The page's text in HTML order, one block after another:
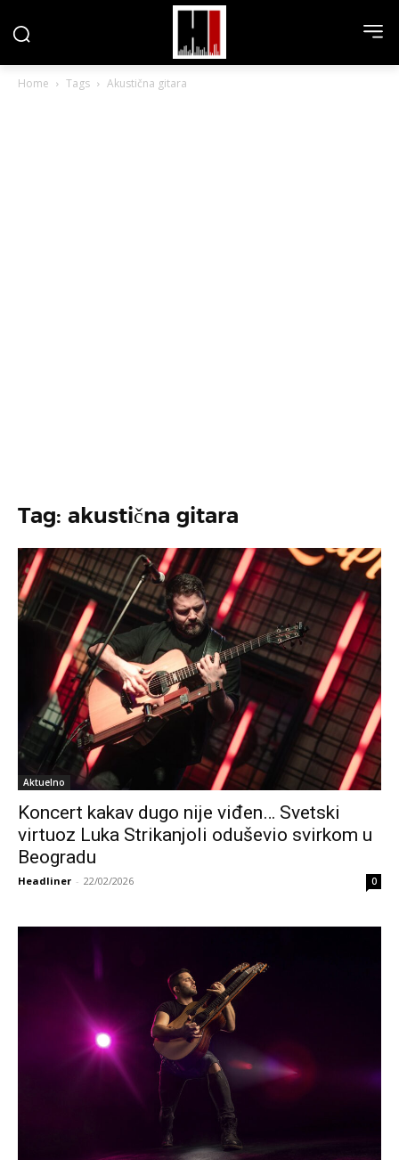
Home Tags Akustična gitara
Tag: akustična gitara
Aktuelno
Koncert kakav dugo nije viđen… Svetski
virtuoz Luka Strikanjoli oduševio svirkom u
Beogradu
Headliner - 22/02/2026 0